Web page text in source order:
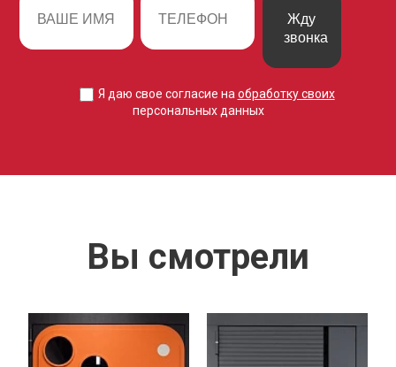
Жду
звонка
Я даю свое согласие на обработку своих
персональных данных
Вы смотрели